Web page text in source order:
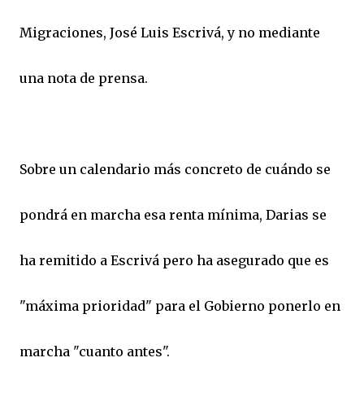
Migraciones, José Luis Escrivá, y no mediante
una nota de prensa.
Sobre un calendario más concreto de cuándo se
pondrá en marcha esa renta mínima, Darias se
ha remitido a Escrivá pero ha asegurado que es
"máxima prioridad" para el Gobierno ponerlo en
marcha "cuanto antes".